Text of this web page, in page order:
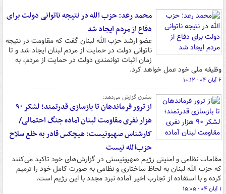
محمد رعد: حزب الله در نتیجه ناتوانی دولت برای
دفاع از مردم ایجاد شد
عضو ارشد حزب الله لبنان گفت که مقاومت در نتیجه
ناتوانی دولت در حمایت از مردم لبنان ایجاد شد و تا
زمان اثبات توانمندی دولت در حمایت از مردم، به
وظیفه ملی خود عمل خواهد کرد.
۶ آبان ۰۴ - ۱۰:۱۲
مشرق گزارش می‌دهد؛
از ترور فرماندهان تا بازسازی قدرتمند؛ لشکر ۹۰
هزار نفری مقاومت لبنان آماده جنگ احتمالی/
کارشناس صهیونیست: هیچکس قادر به خلع سلاح
حزب‌الله نیست
مقامات نظامی و امنیتی رژیم صهیونیستی در گزارش‌های خود تاکید می‌کنند
که حزب الله لبنان به لحاظ ساختاری و نظامی به صورت کامل خود را ترمیم
کرده و با استفاده از تجارب اخیر آماده نبرد مجدد با این رژیم است.
۱ آبان ۰۴ - ۱۵:۰۵